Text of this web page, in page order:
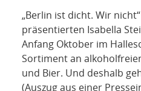
„Berlin ist dicht. Wir
präsentierten Isabella
Anfang Oktober im
Sortiment an
und Bier. Und deshalb
(Auszug aus einer